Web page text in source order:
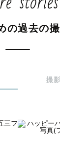
夫？
います…
意です🌷
の過去の
撮